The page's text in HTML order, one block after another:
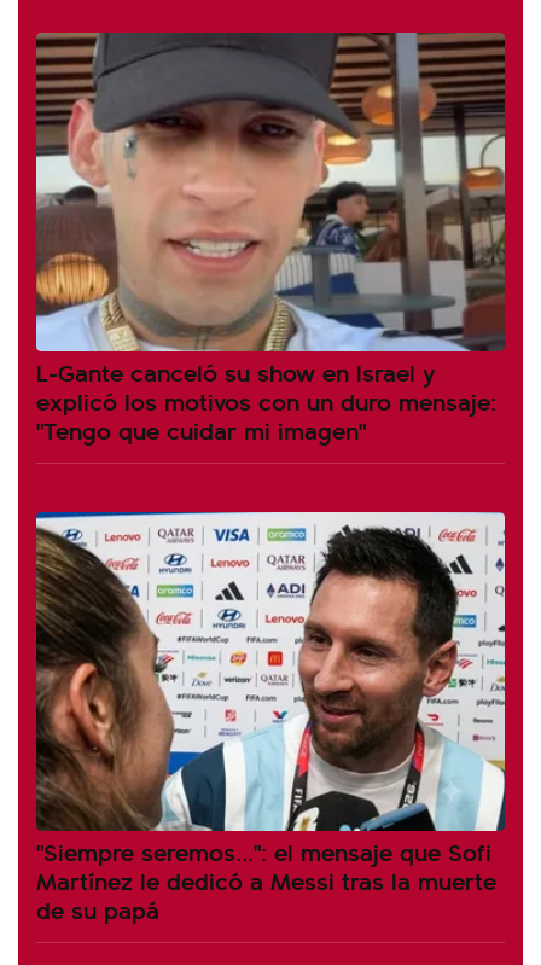
L-Gante canceló su show en Israel y
explicó los motivos con un duro mensaje:
"Tengo que cuidar mi imagen"
"Siempre seremos...": el mensaje que Sofi
Martínez le dedicó a Messi tras la muerte
de su papá